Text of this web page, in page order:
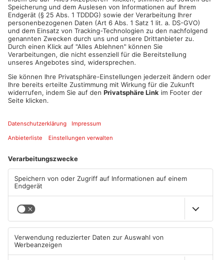
In zwei Gruppen spielen vom 10. bis zum 16. Juli acht aktive
Mannschaften aus Goldbach, Hösbach, den Ortsteilen sowie
der Spielgemeinschaft aus Glattbach und Johannesberg, dem
FC Oberbessenbach und der SpVgg Grünmorsbach
gegeneinander. Titelverteidiger ist der Bezirksligist aus
Hösbach-Bahnhof. Sehr groß scheint die Überlegenheit der
Bahnhöfer, schließlich sind sie als Bezirksligist das
ranghöchste Team. Doch auch den Kreisligisten aus
Unterafferbach und auch Rekordsieger Goldbach ist einiges
zuzutrauen. Vielleicht kann die Spielgemeinschaft Glattbach /
Johannesberg in der Gruppe A dem FCU ein Bein stellen und
den Gruppensieg einfahren. Mit dem FC Oberbessenbach und
beim Energie-Cup dabei. Das interessanteste Spiel der Gruppe
B, mit vorentscheidendem Charakter, steigt gleich am
Montagabend. Hier trifft Hösbach-Bahnhof auf den VfR
am ersten Spieltag im direkten Duell gegenüber. Eventuell
könnte der FC Hösbach das Zünglein an der Waage spielen
und den Goldbachern oder Bahnhöfern die Endspielteilnahme
wegschnappen? Am Sonntagnachmittag schließlich endet der
Energie Cup. Um 17 Uhr kämpfen die beiden Gruppenersten um
den Turniersieg, zuvor, ab 14:30 Uhr die Zweitplatzierten um die
Plätze Drei und Vier. Der Turniersieg wird mit einem Preisgeld
von 2.000 Euro belohnt, für den Zweitplatzierten gibt es 1.500
für den dritten Platz 1.000 Euro und für den vierten Platz 500
Euro Gewinnprämie. Die fairste Mannschaft erhält zusätzlich
250 Euro.